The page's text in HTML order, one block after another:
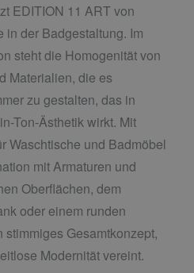
EDITION 11 ART von
der Badgestaltung. Im
steht die Homogenität von
Materialien, die es
zu gestalten, das in
Ton-Ästhetik wirkt. Mit
Waschtische und Badmöbel
mit Armaturen und
Oberflächen, dem
oder einem runden
Gesamtkonzept,
Modernität vereint.